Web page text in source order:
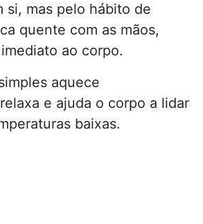
si, mas pelo hábito de
quente com as mãos,
ao corpo.
aquece
e ajuda o corpo a lidar
baixas.